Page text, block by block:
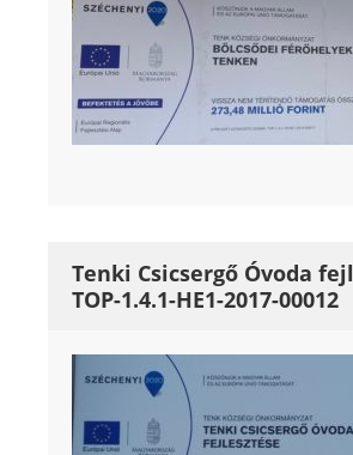
Tenki Csicsergő Óvoda
TOP-1.4.1-HE1-2017-00012